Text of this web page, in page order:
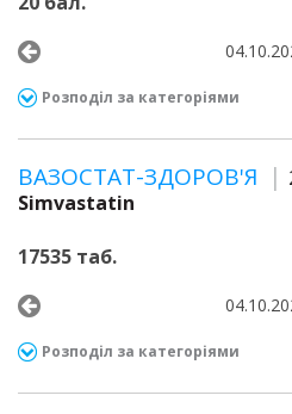
Розподіл за категоріями
ВАЗОСТАТ-ЗДОРОВ'Я
Simvastatin
17535 таб.
Розподіл за категоріями